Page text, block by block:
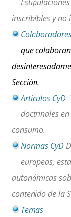
inscribibles y no
Colaboradores
que colaboran
Sección.
Artículos CyD
doctrinales
consumo.
Normas CyD
europeas,
autonómicas
contenido de la
Temas